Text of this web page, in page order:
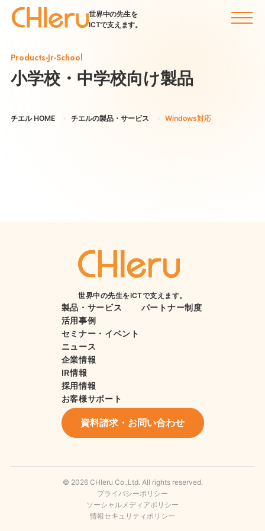
世界中の先生を
ICTで支えます。
Products-Jr-School
小学校・中学校向け製品
チエル HOME チエルの製品・サービス Windows対応
世界中の先生をICTで支えます。
製品・サービス
活用事例
セミナー・イベント
ニュース
企業情報
IR情報
採用情報
お客様サポート
パートナー制度
資料請求・お問い合わせ
© 2026 CHIeru Co.,Ltd. All rights reserved.
プライバシーポリシー
ソーシャルメディアポリシー
情報セキュリティポリシー